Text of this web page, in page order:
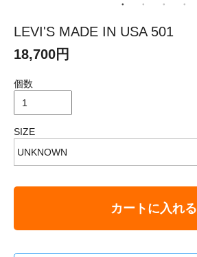
LEVI'S MADE IN USA 501
18,700円
個数
SIZE
カートに入れる